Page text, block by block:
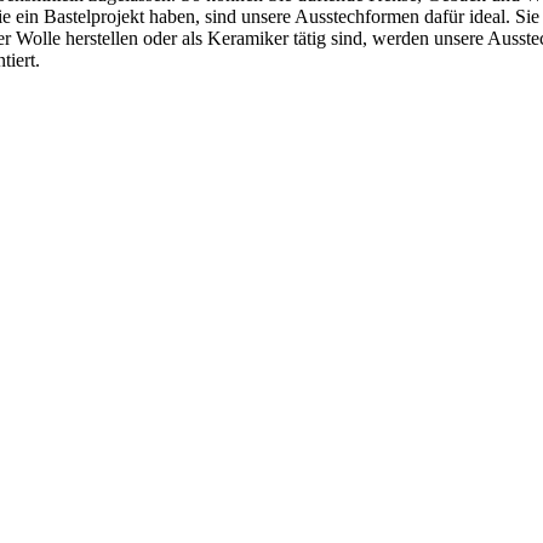
Bastelprojekt haben, sind unsere Ausstechformen dafür ideal.
herstellen oder als Keramiker tätig sind, werden unsere